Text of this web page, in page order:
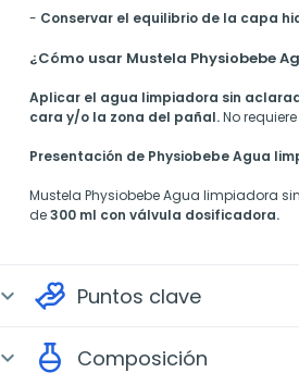
- Conservar el equilibrio de la capa
¿Cómo usar Mustela Physiobebe
Aplicar el agua limpiadora sin
cara y/o la zona del pañal.No
Presentación de Physiobebe Agua
Mustela Physiobebe Agua limpiadora
de300 ml con válvula dosificadora.
expand_more Puntos clave
expand_more Composición